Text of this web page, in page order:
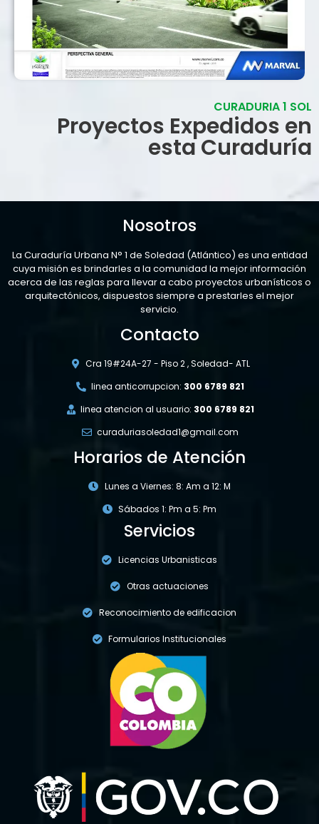
CURADURIA 1 SOL
Proyectos Expedidos en
esta Curaduría
Nosotros
La Curaduría Urbana N° 1 de Soledad (Atlántico) es una entidad
cuya misión es brindarles a la comunidad la mejor información
acerca de las reglas para llevar a cabo proyectos urbanísticos o
arquitectónicos, dispuestos siempre a prestarles el mejor
servicio.
Contacto
Cra 19#24A-27 - Piso 2 , Soledad- ATL
linea anticorrupcion: 300 6789 821
linea atencion al usuario: 300 6789 821
curaduriasoledad1@gmail.com
Horarios de Atención
Lunes a Viernes: 8: Am a 12: M
Sábados 1: Pm a 5: Pm
Servicios
Licencias Urbanisticas
Otras actuaciones
Reconocimiento de edificacion
Formularios Institucionales